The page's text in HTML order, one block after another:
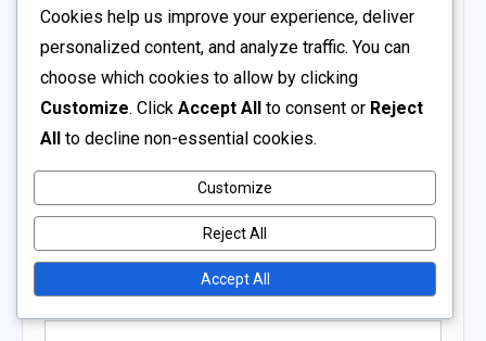
Comment*
Cookies help us improve your experience, deliver
personalized content, and analyze traffic. You can
choose which cookies to allow by clicking
Customize. Click Accept All to consent or Reject
All to decline non-essential cookies.
Customize
Reject All
Accept All